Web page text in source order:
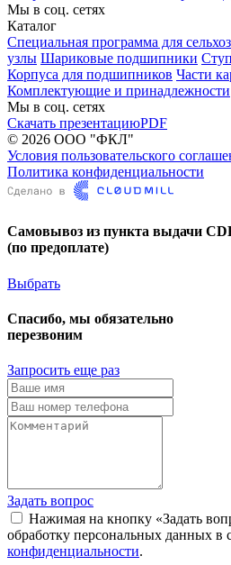
Мы в соц. сетях
Каталог
Специальная программа для
узлы Шариковые подшипники
Корпуса для подшипников Части
Комплектующие и принадлежности
Мы в соц. сетях
Скачать презентациюPDF
© 2026 ООО "ФКЛ"
Условия пользовательского
Политика конфиденциальности
Самовывоз из пункта выдачи
(по предоплате)
Выбрать
Спасибо, мы обязательно
перезвоним
Запросить еще раз
Задать вопрос
Нажимая на кнопку «Задать
обработку персональных данных в
конфиденциальности.